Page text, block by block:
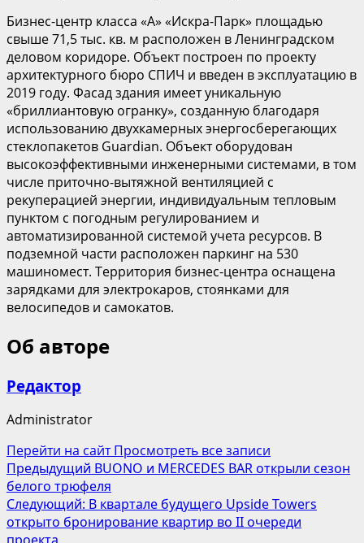
Бизнес-центр класса «А» «Искра-Парк» площадью
свыше 71,5 тыс. кв. м расположен в Ленинградском
деловом коридоре. Объект построен по проекту
архитектурного бюро СПИЧ и введен в эксплуатацию в
2019 году. Фасад здания имеет уникальную
«бриллиантовую огранку», созданную благодаря
использованию двухкамерных энергосберегающих
стеклопакетов Guardian. Объект оборудован
высокоэффективными инженерными системами, в том
числе приточно-вытяжной вентиляцией с
рекуперацией энергии, индивидуальным тепловым
пунктом с погодным регулированием и
автоматизированной системой учета ресурсов. В
подземной части расположен паркинг на 530
машиномест. Территория бизнес-центра оснащена
зарядками для электрокаров, стоянками для
велосипедов и самокатов.
Об авторе
Редактор
Administrator
Перейти на сайтПросмотреть все записи
Навигация
записи
Предыдущий BUONO и MERCEDES BAR открыли сезон
белого трюфеля
Следующий: В квартале будущего Upside Towers
открыто бронирование квартир во II очереди